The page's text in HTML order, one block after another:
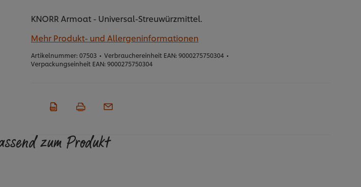
KNORR Armoat - Universal-Streuwürzmittel.
Mehr Produkt- und Allergeninformationen
Artikelnummer: 07503 • Verbrauchereinheit EAN: 9000275750304 •
Verpackungseinheit EAN: 9000275750304
zum Produkt